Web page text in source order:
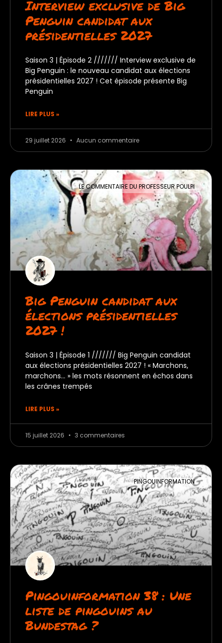
Interview exclusive de Big
Penguin candidat aux
présidentielles 2027
Saison 3 | Épisode 2 /////// Interview exclusive de
Big Penguin : le nouveau candidat aux élections
présidentielles 2027 ! Cet épisode présente Big
Penguin
LIRE PLUS »
29 juillet 2026 Aucun commentaire
LE COMMENTAIRE DU PROFESSEUR POULPI
Big Penguin candidat aux
élections présidentielles
2027 !
Saison 3 | Épisode 1 /////// Big Penguin candidat
aux élections présidentielles 2027 ! « Marchons,
marchons… » les mots résonnent en échos dans
les crânes trempés
LIRE PLUS »
15 juillet 2026 3 commentaires
PINGOUINFORMATION
Pingouinformation 38 : Une
liste de pingouins au
Bundestag ?